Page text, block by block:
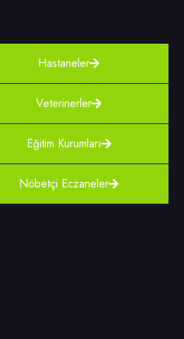
Hastaneler
Veterinerler
Eğitim Kurumları
Nöbetçi Eczaneler